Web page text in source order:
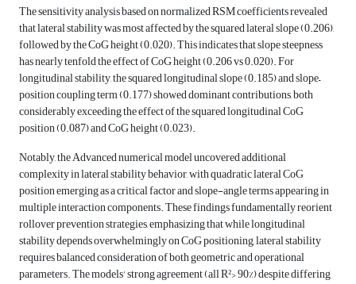
The sensitivity analysis based on normalized RSM coefficients revealed
that lateral stability was most affected by the squared lateral slope (0.206),
followed by the CoG height (0.020). This indicates that slope steepness
has nearly tenfold the effect of CoG height (0.206 vs 0.020). For
longitudinal stability, the squared longitudinal slope (0.185) and slope–
position coupling term (0.177) showed dominant contributions, both
considerably exceeding the effect of the squared longitudinal CoG
position (0.087) and CoG height (0.023).
Notably, the Advanced numerical model uncovered additional
complexity in lateral stability behavior, with quadratic lateral CoG
position emerging as a critical factor and slope-angle terms appearing in
multiple interaction components. These findings fundamentally reorient
rollover prevention strategies, emphasizing that while longitudinal
stability depends overwhelmingly on CoG positioning, lateral stability
requires balanced consideration of both geometric and operational
parameters. The models' strong agreement (all R²> 90%) despite differing